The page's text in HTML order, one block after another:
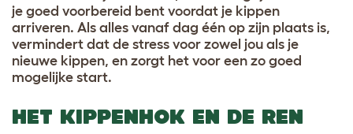
je goed voorbereid bent voordat je kippen
arriveren. Als alles vanaf dag één op zijn plaats is,
vermindert dat de stress voor zowel jou als je
nieuwe kippen, en zorgt het voor een zo goed
mogelijke start.
HET KIPPENHOK EN DE REN